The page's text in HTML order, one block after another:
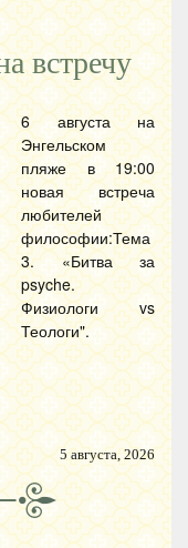
встречу
6 августа на
Энгельском
пляже в 19:00
новая встреча
любителей
философии:Тема
3. «Битва за
psyche.
Физиологи vs
Теологи".
5 августа, 2026